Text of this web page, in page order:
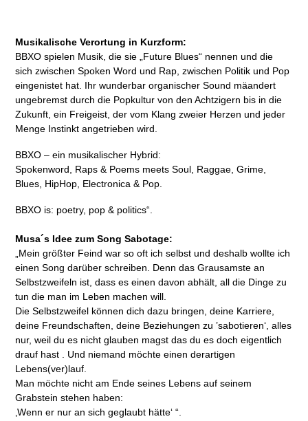
Musikalische Verortung in Kurzform:
BBXO spielen Musik, die sie „Future Blues“ nennen und die
sich zwischen Spoken Word und Rap, zwischen Politik und Pop
eingenistet hat. Ihr wunderbar organischer Sound mäandert
ungebremst durch die Popkultur von den Achtzigern bis in die
Zukunft, ein Freigeist, der vom Klang zweier Herzen und jeder
Menge Instinkt angetrieben wird.
BBXO – ein musikalischer Hybrid:
Spokenword, Raps & Poems meets Soul, Raggae, Grime,
Blues, HipHop, Electronica & Pop.
BBXO is: poetry, pop & politics“.
Musa´s Idee zum Song Sabotage:
„Mein größter Feind war so oft ich selbst und deshalb wollte ich
einen Song darüber schreiben. Denn das Grausamste an
Selbstzweifeln ist, dass es einen davon abhält, all die Dinge zu
tun die man im Leben machen will.
Die Selbstzweifel können dich dazu bringen, deine Karriere,
deine Freundschaften, deine Beziehungen zu ’sabotieren‘, alles
nur, weil du es nicht glauben magst das du es doch eigentlich
drauf hast . Und niemand möchte einen derartigen
Lebens(ver)lauf.
Man möchte nicht am Ende seines Lebens auf seinem
Grabstein stehen haben:
‚Wenn er nur an sich geglaubt hätte‘ “.